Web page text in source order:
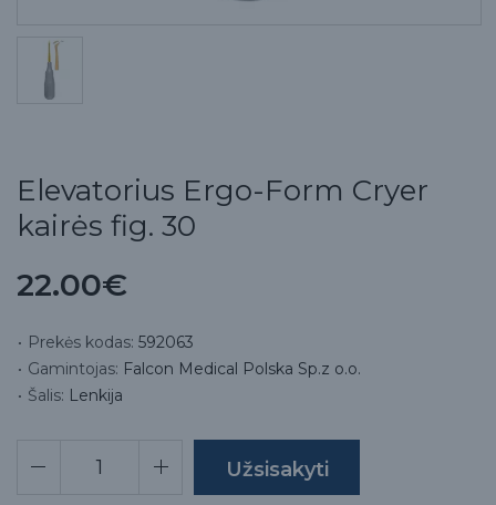
Elevatorius Ergo-Form Cryer
kairės fig. 30
22.00€
Prekės kodas: 592063
Gamintojas: Falcon Medical Polska Sp.z o.o.
Šalis: Lenkija